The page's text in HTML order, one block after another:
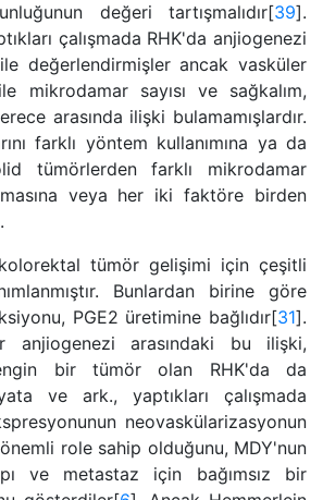
değeri tartışmalıdır[39].
çalışmada RHK'da anjiogenezi
değerlendirmişler ancak vasküler
mikrodamar sayısı ve sağkalım,
arasında ilişki bulamamışlardır.
farklı yöntem kullanımına ya da
tümörlerden farklı mikrodamar
veya her iki faktöre birden
tümör gelişimi için çeşitli
Bunlardan birine göre
PGE2 üretimine bağlıdır[31].
anjiogenezi arasındaki bu ilişki,
bir tümör olan RHK'da da
ve ark., yaptıkları çalışmada
neovaskülarizasyonun
role sahip olduğunu, MDY'nun
ve metastaz için bağımsız bir